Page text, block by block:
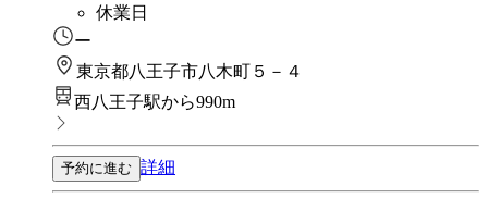
休業日
ー
東京都八王子市八木町５－４
西八王子駅から990m
予約に進む 詳細